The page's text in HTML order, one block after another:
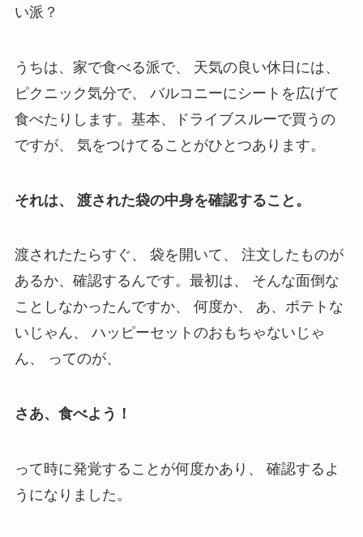
い派？
うちは、家で食べる派で、 天気の良い休日には、
ピクニック気分で、 バルコニーにシートを広げて
食べたりします。基本、ドライブスルーで買うの
ですが、 気をつけてることがひとつあります。
それは、 渡された袋の中身を確認すること。
渡されたたらすぐ、 袋を開いて、 注文したものが
あるか、確認するんです。最初は、 そんな面倒な
ことしなかったんですか、 何度か、 あ、ポテトな
いじゃん、 ハッピーセットのおもちゃないじゃ
ん、 ってのが、
さあ、食べよう！
って時に発覚することが何度かあり、 確認するよ
うになりました。